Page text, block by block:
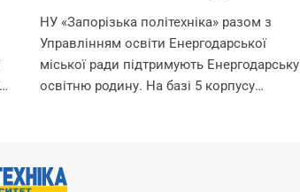
Запорізької політехніки!
НУ «Запорізька політехніка» разом з
Управлінням освіти Енергодарської
міської ради підтримують Енергодарську
освітню родину. На базі 5 корпусу
гарантуємо? –...